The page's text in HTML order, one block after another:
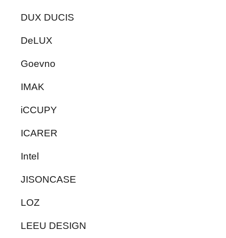
DUX DUCIS
DeLUX
Goevno
IMAK
iCCUPY
ICARER
Intel
JISONCASE
LOZ
LEEU DESIGN